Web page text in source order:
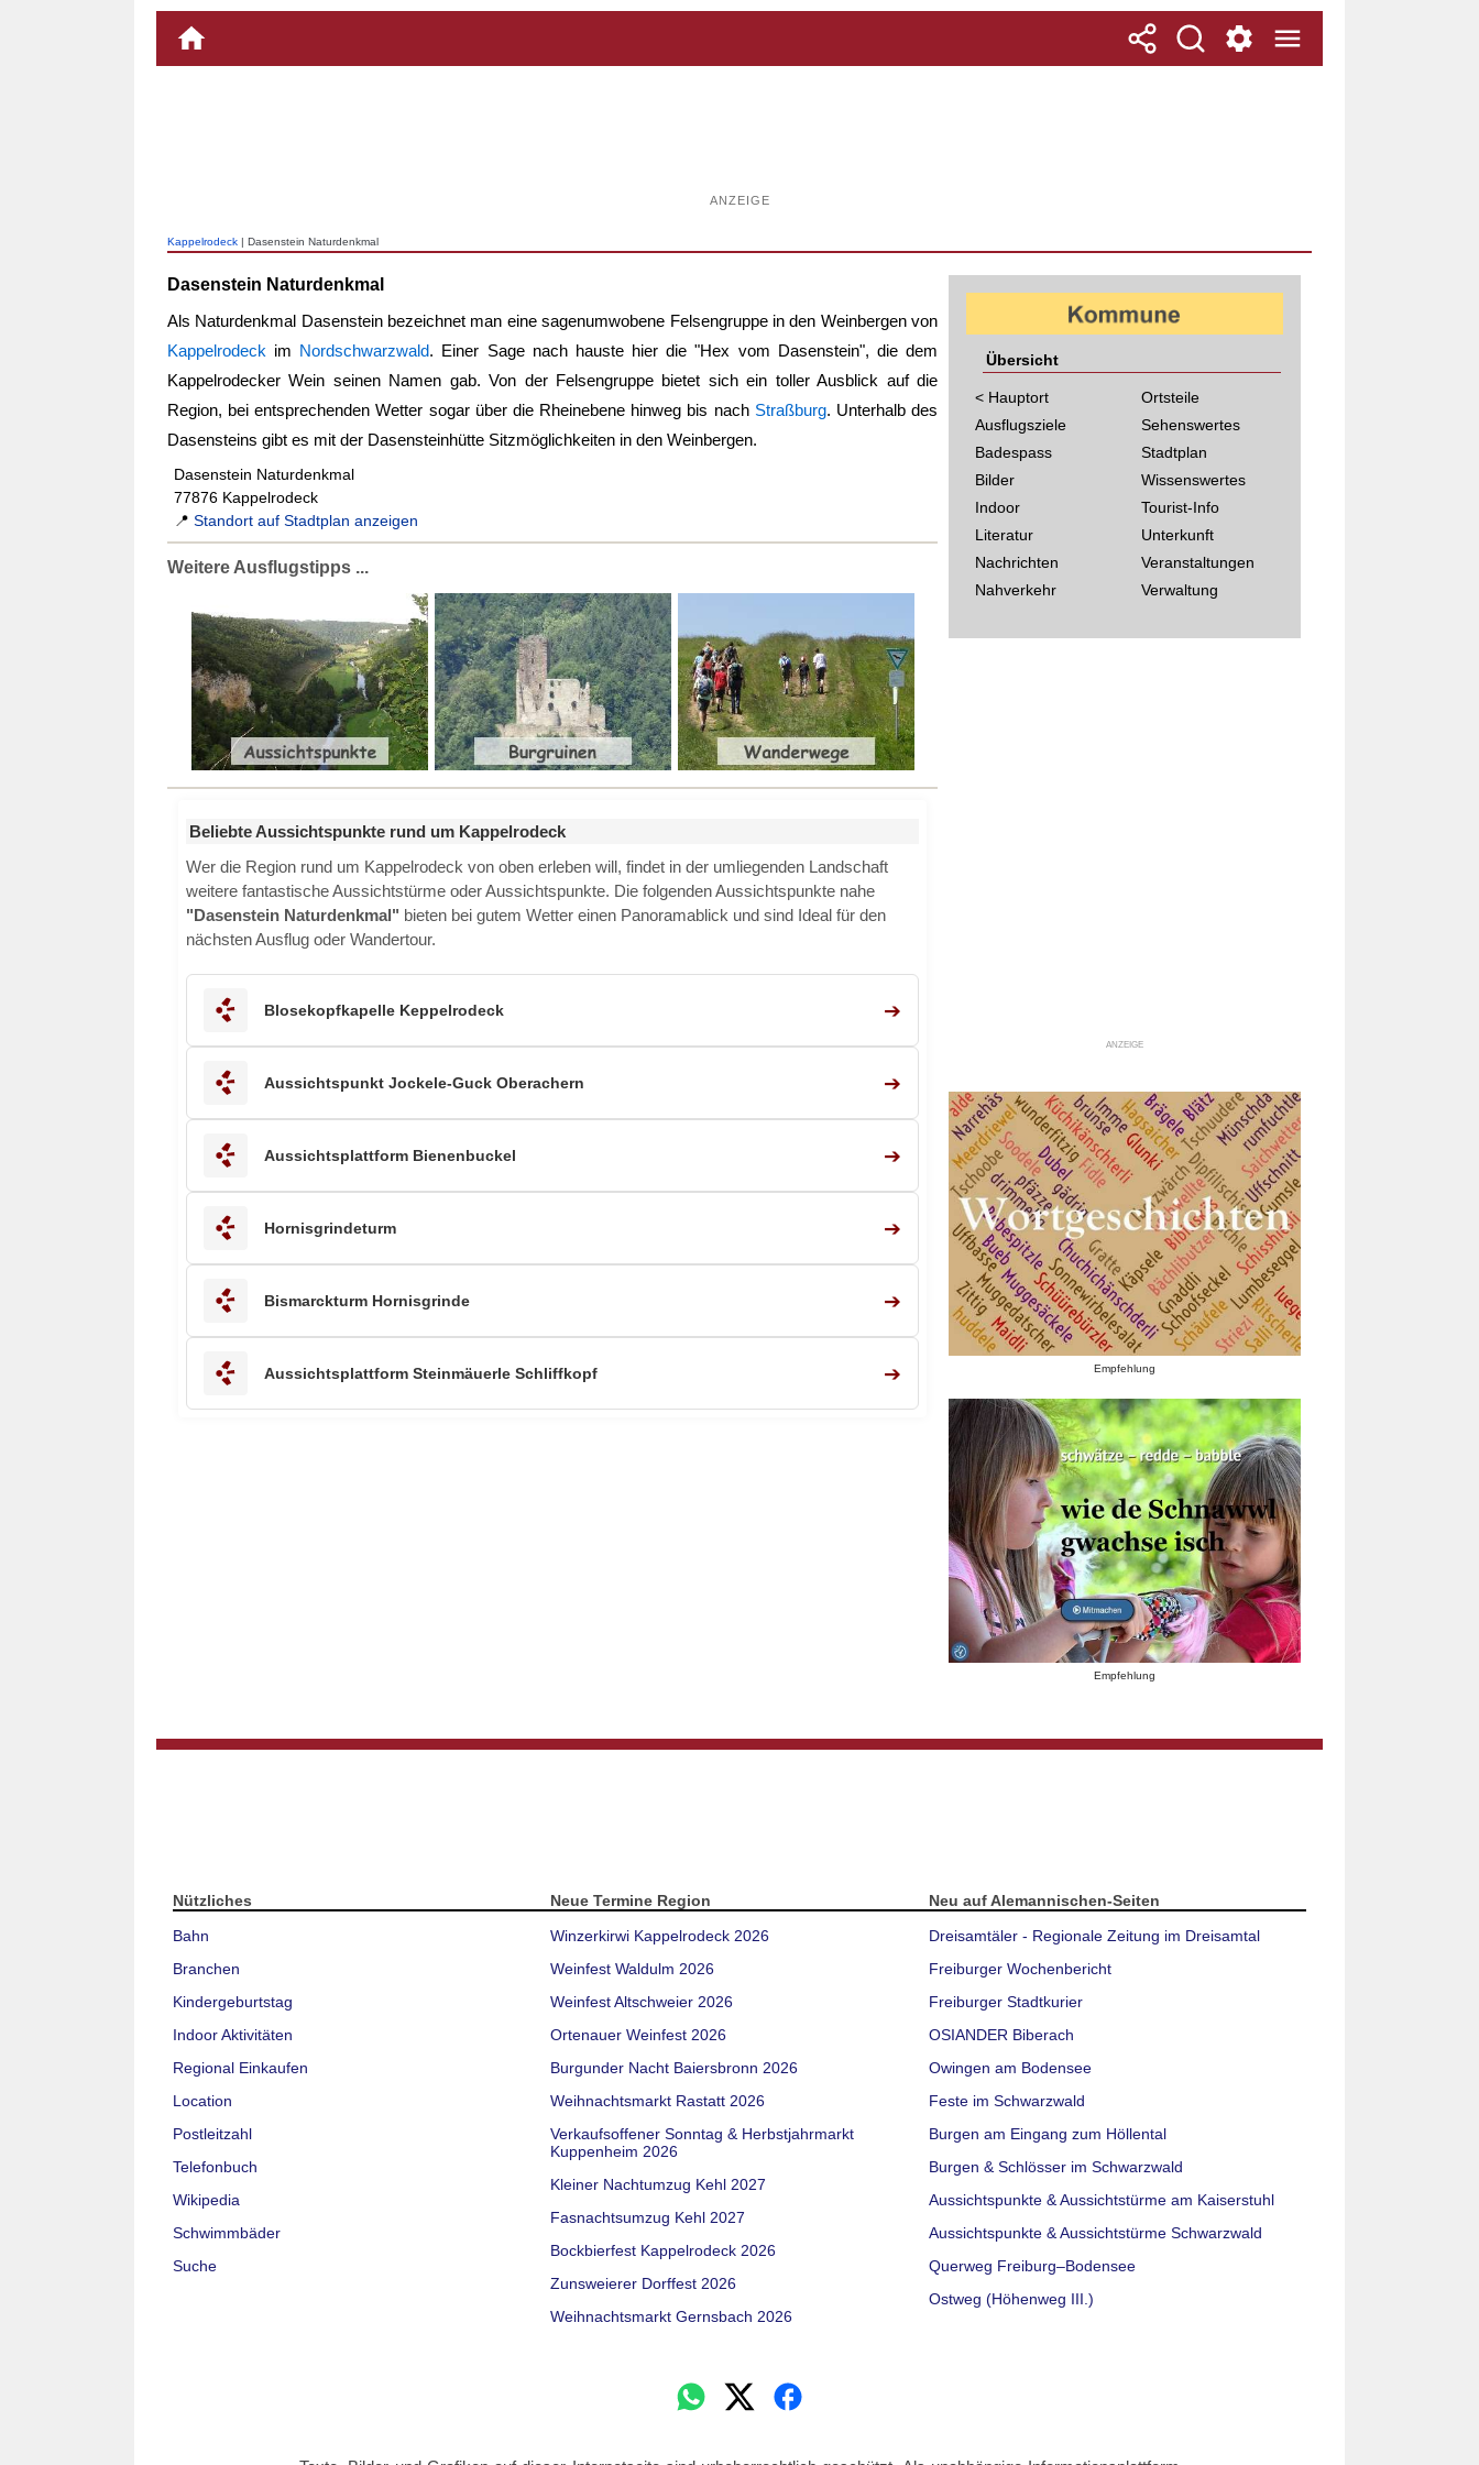
ANZEIGE
Kappelrodeck | Dasenstein Naturdenkmal
Dasenstein Naturdenkmal
Als Naturdenkmal Dasenstein bezeichnet man eine sagenumwobene Felsengruppe in den Weinbergen von
Kappelrodeck im Nordschwarzwald. Einer Sage nach hauste hier die "Hex vom Dasenstein", die dem
Kappelrodecker Wein seinen Namen gab. Von der Felsengruppe bietet sich ein toller Ausblick auf die
Region, bei entsprechenden Wetter sogar über die Rheinebene hinweg bis nach Straßburg. Unterhalb des
Dasensteins gibt es mit der Dasensteinhütte Sitzmöglichkeiten in den Weinbergen.
Dasenstein Naturdenkmal
77876 Kappelrodeck
📍 Standort auf Stadtplan anzeigen
Weitere Ausflugstipps ...
Beliebte Aussichtspunkte rund um Kappelrodeck
Wer die Region rund um Kappelrodeck von oben erleben will, findet in der umliegenden Landschaft
weitere fantastische Aussichtstürme oder Aussichtspunkte. Die folgenden Aussichtspunkte nahe
"Dasenstein Naturdenkmal" bieten bei gutem Wetter einen Panoramablick und sind Ideal für den
nächsten Ausflug oder Wandertour.
Blosekopfkapelle Keppelrodeck ➔
Aussichtspunkt Jockele-Guck Oberachern ➔
Aussichtsplattform Bienenbuckel ➔
Hornisgrindeturm ➔
Bismarckturm Hornisgrinde ➔
Aussichtsplattform Steinmäuerle Schliffkopf ➔
Übersicht
< Hauptort
Ausflugsziele
Badespass
Bilder
Indoor
Literatur
Nachrichten
Nahverkehr
Ortsteile
Sehenswertes
Stadtplan
Wissenswertes
Tourist-Info
Unterkunft
Veranstaltungen
Verwaltung
ANZEIGE
Empfehlung
Empfehlung
Nützliches
Bahn
Branchen
Kindergeburtstag
Indoor Aktivitäten
Regional Einkaufen
Location
Postleitzahl
Telefonbuch
Wikipedia
Schwimmbäder
Suche
Neue Termine Region
Winzerkirwi Kappelrodeck 2026
Weinfest Waldulm 2026
Weinfest Altschweier 2026
Ortenauer Weinfest 2026
Burgunder Nacht Baiersbronn 2026
Weihnachtsmarkt Rastatt 2026
Verkaufsoffener Sonntag & Herbstjahrmarkt
Kuppenheim 2026
Kleiner Nachtumzug Kehl 2027
Fasnachtsumzug Kehl 2027
Bockbierfest Kappelrodeck 2026
Zunsweierer Dorffest 2026
Weihnachtsmarkt Gernsbach 2026
Neu auf Alemannischen-Seiten
Dreisamtäler - Regionale Zeitung im Dreisamtal
Freiburger Wochenbericht
Freiburger Stadtkurier
OSIANDER Biberach
Owingen am Bodensee
Feste im Schwarzwald
Burgen am Eingang zum Höllental
Burgen & Schlösser im Schwarzwald
Aussichtspunkte & Aussichtstürme am Kaiserstuhl
Aussichtspunkte & Aussichtstürme Schwarzwald
Querweg Freiburg–Bodensee
Ostweg (Höhenweg III.)